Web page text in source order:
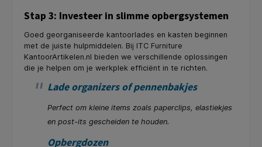
Stap 3: Investeer in slimme opbergsystemen
Goed georganiseerde kantoorlades en kasten beginnen
met de juiste hulpmiddelen. Bij ITC Furniture
KantoorArtikelen.nl bieden we verschillende oplossingen
die je helpen om je werkplek efficiënt in te richten.
Lade organizers of pennenbakjes
Perfect om kleine items zoals paperclips, elastiekjes
en post-its gescheiden te houden.
Opbergdozen